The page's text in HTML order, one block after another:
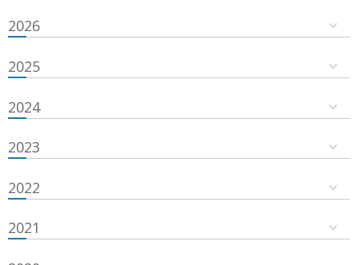
2026
2025
2024
2023
2022
2021